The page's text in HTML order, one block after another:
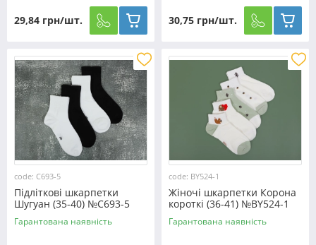
29,84 грн/шт. 30,75 грн/шт.
code: C693-5
Підліткові шкарпетки
Шугуан (35-40) №C693-5
Гарантована наявність
code: BY524-1
Жіночі шкарпетки Корона
короткі (36-41) №BY524-1
Гарантована наявність